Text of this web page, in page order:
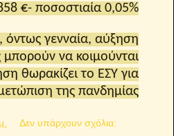
€- ποσοστιαία 0,05%
γενναία, αύξηση
μπορούν να κοιμούνται
θωρακίζει το ΕΣΥ για
της πανδημίας
Δεν υπάρχουν σχόλια: